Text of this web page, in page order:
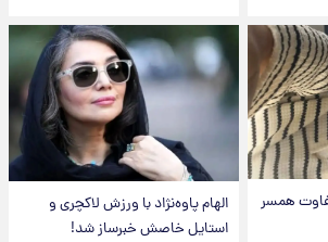
همسر
الهام پاوه‌نژاد با ورزش لاکچری و
استایل خاصش خبرساز شد!